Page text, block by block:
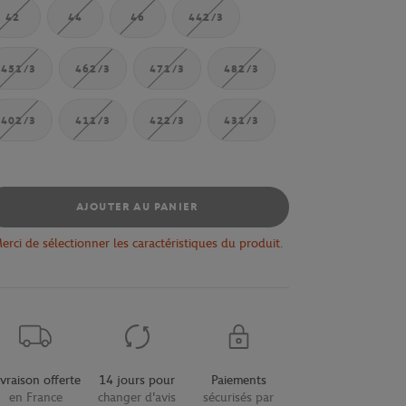
42 44 46 442/3
451/3 462/3 471/3 482/3
402/3 411/3 422/3 431/3
AJOUTER AU PANIER
de sélectionner les caractéristiques du produit.
offerte
en France
14 jours pour
changer d'avis
Paiements
sécurisés par